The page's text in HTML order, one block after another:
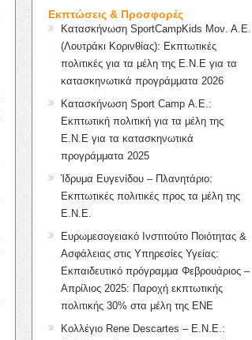
Εκπτώσεις & Προσφορές
Κατασκήνωση SportCampKids Μον. Α.Ε.
(Λουτράκι Κορινθίας): Εκπτωτικές
πολιτικές για τα μέλη της Ε.Ν.Ε για τα
κατασκηνωτικά προγράμματα 2026
Κατασκήνωση Sport Camp Α.Ε.:
Εκπτωτική πολιτική για τα μέλη της
Ε.Ν.Ε για τα κατασκηνωτικά
προγράμματα 2025
Ίδρυμα Ευγενίδου – Πλανητάριο:
Εκπτωτικές πολιτικές προς τα μέλη της
Ε.Ν.Ε.
Ευρωμεσογειακό Ινστιτούτο Ποιότητας &
Ασφάλειας στις Υπηρεσίες Υγείας:
Εκπαιδευτικό πρόγραμμα Φεβρουάριος –
Απρίλιος 2025: Παροχή εκπτωτικής
πολιτικής 30% στα μέλη της ΕΝΕ
Κολλέγιο Rene Descartes – Ε.Ν.Ε.: